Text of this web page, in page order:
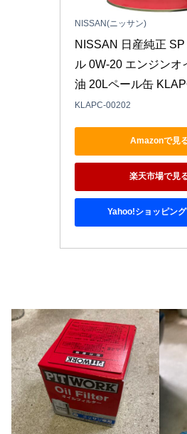
NISSAN(ニッサン)
NISSAN 日産純正 SP
ル 0W-20 エンジンオ
油 20Lペール缶
KLAPC-00202
Amazonで見
楽天市場で見
Yahoo!ショッピン